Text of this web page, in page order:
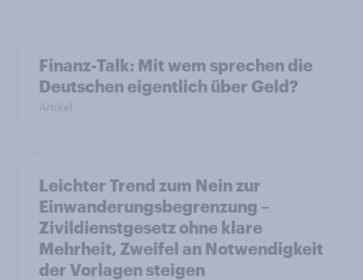
Finanz-Talk: Mit wem sprechen die
Deutschen eigentlich über Geld?
Artikel
Leichter Trend zum Nein zur
Einwanderungsbegrenzung –
Zivildienstgesetz ohne klare
Mehrheit, Zweifel an Notwendigkeit
der Vorlagen steigen